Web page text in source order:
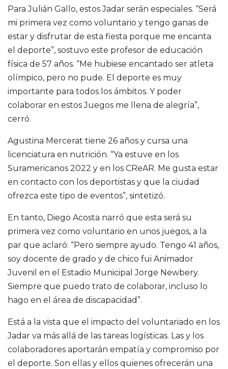
Para Julián Gallo, estos Jadar serán especiales. “Será
mi primera vez como voluntario y tengo ganas de
estar y disfrutar de esta fiesta porque me encanta
el deporte”, sostuvo este profesor de educación
física de 57 años. “Me hubiese encantado ser atleta
olímpico, pero no pude. El deporte es muy
importante para todos los ámbitos. Y poder
colaborar en estos Juegos me llena de alegría”,
cerró.
Agustina Mercerat tiene 26 años y cursa una
licenciatura en nutrición. “Ya estuve en los
Suramericanos 2022 y en los CReAR. Me gusta estar
en contacto con los deportistas y que la ciudad
ofrezca este tipo de eventos”, sintetizó.
En tanto, Diego Acosta narró que esta será su
primera vez como voluntario en unos juegos, a la
par que aclaró: “Pero siempre ayudo. Tengo 41 años,
soy docente de grado y de chico fui Animador
Juvenil en el Estadio Municipal Jorge Newbery.
Siempre que puedo trato de colaborar, incluso lo
hago en el área de discapacidad”.
Está a la vista que el impacto del voluntariado en los
Jadar va más allá de las tareas logísticas. Las y los
colaboradores aportarán empatía y compromiso por
el deporte. Son ellas y ellos quienes ofrecerán una